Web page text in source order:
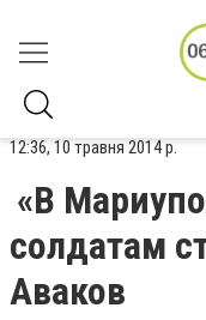
12:36, 10 травня 2014 р.
«В
солдатам
Аваков